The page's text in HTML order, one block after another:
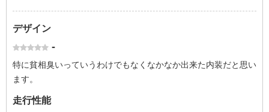
デザイン
-
特に貧相臭いっていうわけでもなくなかなか出来た内装だと思い
ます。
走行性能